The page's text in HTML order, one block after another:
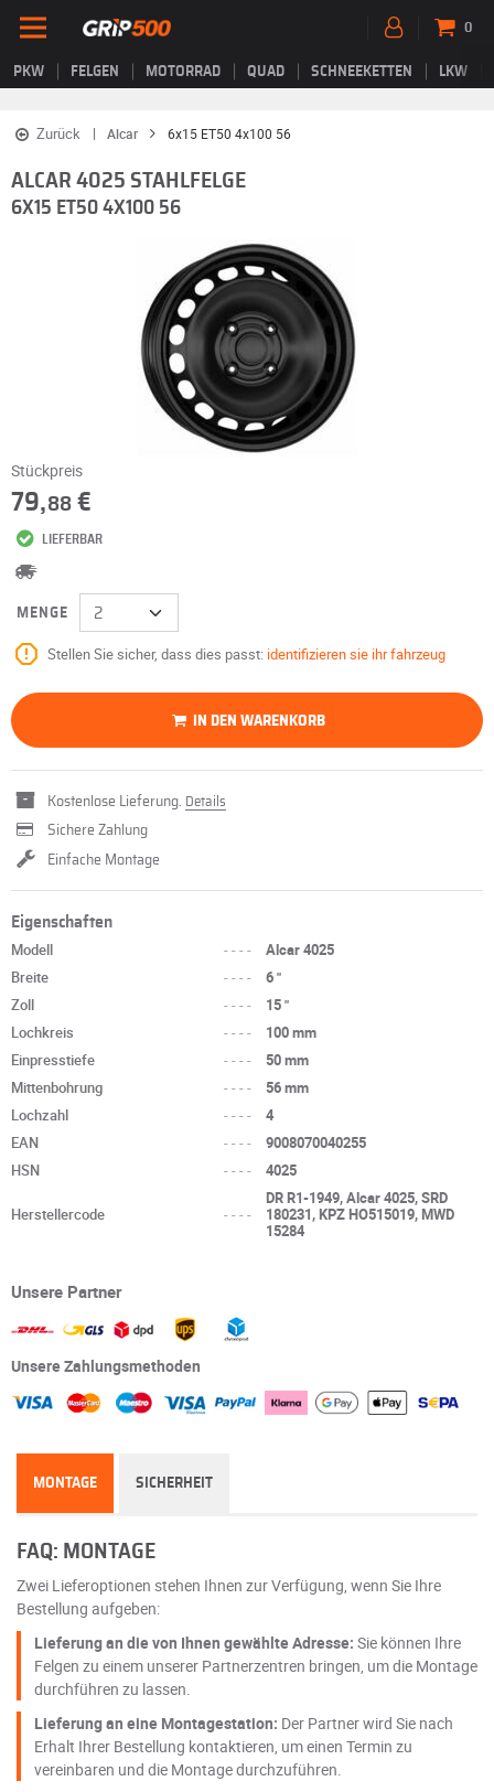
PKW FELGEN MOTORRAD QUAD SCHNEEKETTEN LKW
0
Zurück Alcar 6x15 ET50 4x100 56
ALCAR 4025 STAHLFELGE
6X15 ET50 4X100 56
Stückpreis
79,88 €
LIEFERBAR
MENGE
Stellen Sie sicher, dass dies passt: identifizieren sie ihr fahrzeug
IN DEN WARENKORB
Kostenlose Lieferung. Details
Sichere Zahlung
Einfache Montage
Eigenschaften
Modell ----
Alcar 4025
Breite
----
6 "
Zoll
----
15 "
Lochkreis
----
100 mm
Einpresstiefe
----
50 mm
Mittenbohrung
----
56 mm
Lochzahl
----
4
EAN
----
9008070040255
HSN
---- 4025
Herstellercode ----
DR R1-1949, Alcar 4025, SRD
180231, KPZ HO515019, MWD
15284
Unsere Partner
Unsere Zahlungsmethoden
MONTAGE SICHERHEIT
FAQ: MONTAGE
Zwei Lieferoptionen stehen Ihnen zur Verfügung, wenn Sie Ihre
Bestellung aufgeben:
Lieferung an die von Ihnen gewählte Adresse: Sie können Ihre
Felgen zu einem unserer Partnerzentren bringen, um die Montage
durchführen zu lassen.
Lieferung an eine Montagestation: Der Partner wird Sie nach
Erhalt Ihrer Bestellung kontaktieren, um einen Termin zu
vereinbaren und die Montage durchzuführen.